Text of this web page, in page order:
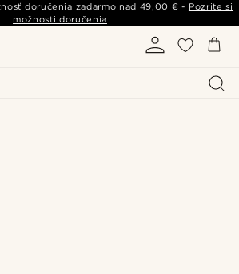
doručenia zadarmo nad 49,00 € - Pozrite si
možnosti doručenia